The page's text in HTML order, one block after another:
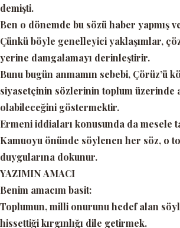
demişti.
Ben o dönemde bu sözü haber yapmış
Çünkü böyle genelleyici yaklaşımlar,
yerine damgalamayı derinleştirir.
Bunu bugün anmamın sebebi, Çörüz’ü
siyasetçinin sözlerinin toplum üzerinde
olabileceğini göstermektir.
Ermeni iddiaları konusunda da mesele
Kamuoyu önünde söylenen her söz, o
duygularına dokunur.
YAZIMIN AMACI
Benim amacım basit:
Toplumun, milli onurunu hedef alan
hissettiği kırgınlığı dile getirmek.